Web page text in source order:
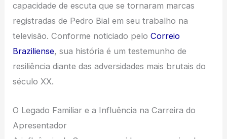
capacidade de escuta que se tornaram marcas
registradas de Pedro Bial em seu trabalho na
televisão. Conforme noticiado peloCorreio
Braziliense, sua história é um testemunho de
resiliência diante das adversidades mais brutais do
século XX.
O Legado Familiar e a Influência na Carreira do
Apresentador